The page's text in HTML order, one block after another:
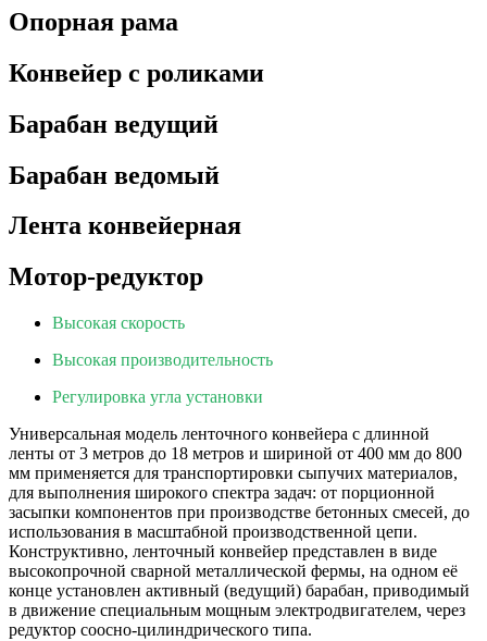
Опорная рама
Конвейер с роликами
Барабан ведущий
Барабан ведомый
Лента конвейерная
Мотор-редуктор
Высокая скорость
Высокая производительность
Регулировка угла установки
Универсальная модель ленточного конвейера с длинной
ленты от 3 метров до 18 метров и шириной от 400 мм до 800
мм применяется для транспортировки сыпучих материалов,
для выполнения широкого спектра задач: от порционной
засыпки компонентов при производстве бетонных смесей, до
использования в масштабной производственной цепи.
Конструктивно, ленточный конвейер представлен в виде
высокопрочной сварной металлической фермы, на одном её
конце установлен активный (ведущий) барабан, приводимый
в движение специальным мощным электродвигателем, через
редуктор соосно-цилиндрического типа.